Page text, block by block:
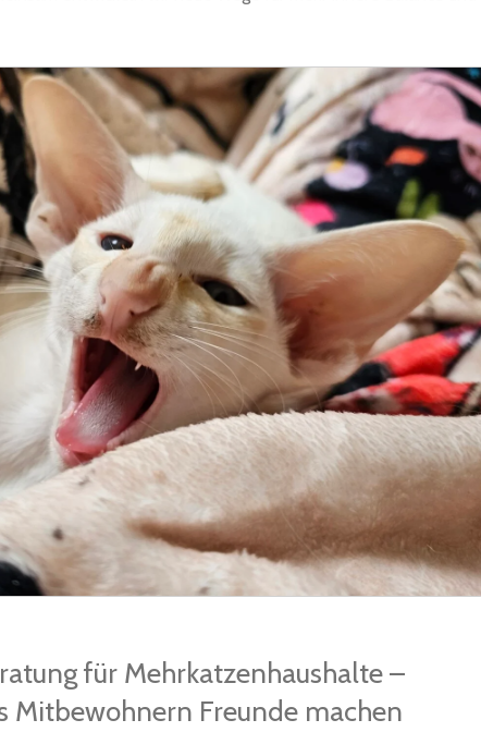
für Mehrkatzenhaushalte –
Mitbewohnern Freunde machen